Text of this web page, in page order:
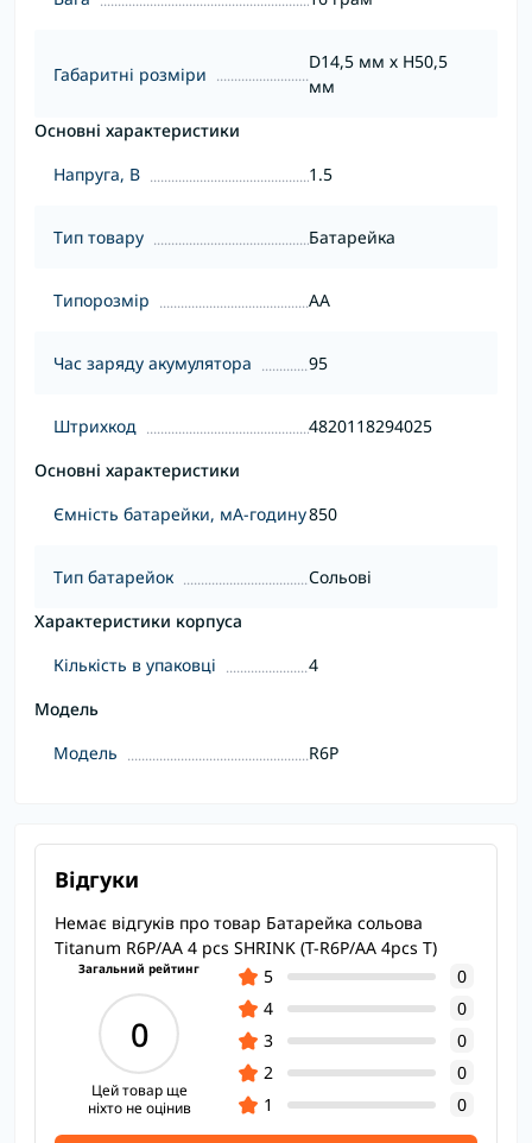
Габаритні розміри
D14,5 мм х H50,5
мм
Основні характеристики
Напруга, В
1.5
Тип товару Батарейка
Типорозмір AA
Час заряду акумулятора 95
Штрихкод
4820118294025
Основні характеристики
Ємність батарейки, мА-годину850
Тип батарейок
Сольові
Характеристики корпуса
Кількість в упаковці
4
Модель
Модель
R6P
Відгуки
Немає відгуків про товар Батарейка сольова
Titanum R6P/AA 4 pcs SHRINK (T-R6P/AA 4pcs T)
Загальний рейтинг
0
Цей товар ще
ніхто не оцінив
5
0
4
0
3
0
2
0
1
0